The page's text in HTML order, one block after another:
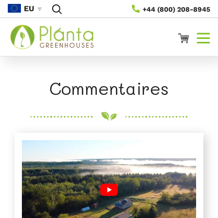
Au
Contenu
+44 (800) 208-8945
EU
Panier
Commentaires